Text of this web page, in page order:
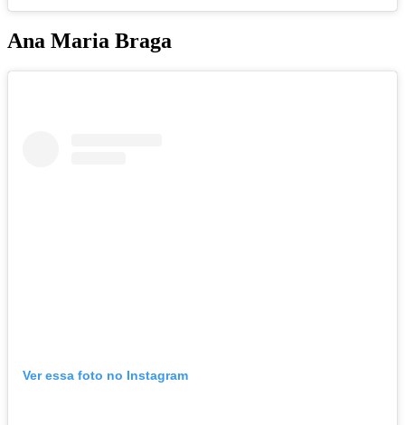
Ana Maria Braga
Ver essa foto no Instagram